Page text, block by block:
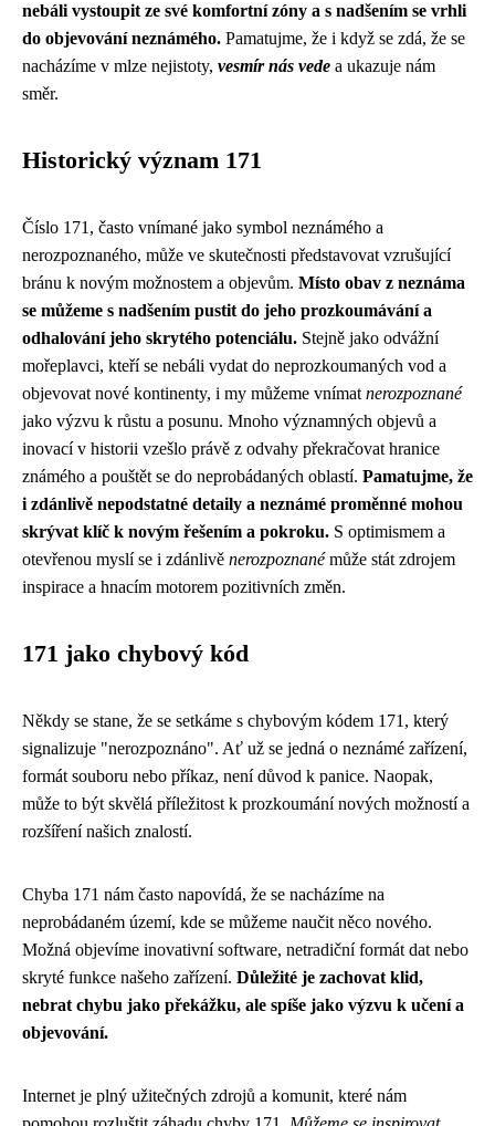
nebáli vystoupit ze své komfortní zóny a s nadšením se vrhli
do objevování neznámého. Pamatujme, že i když se zdá, že se
nacházíme v mlze nejistoty, vesmír nás vede a ukazuje nám
směr.
Historický význam 171
Číslo 171, často vnímané jako symbol neznámého a
nerozpoznaného, může ve skutečnosti představovat vzrušující
bránu k novým možnostem a objevům. Místo obav z neznáma
se můžeme s nadšením pustit do jeho prozkoumávání a
odhalování jeho skrytého potenciálu. Stejně jako odvážní
mořeplavci, kteří se nebáli vydat do neprozkoumaných vod a
objevovat nové kontinenty, i my můžeme vnímat nerozpoznané
jako výzvu k růstu a posunu. Mnoho významných objevů a
inovací v historii vzešlo právě z odvahy překračovat hranice
známého a pouštět se do neprobádaných oblastí. Pamatujme, že
i zdánlivě nepodstatné detaily a neznámé proměnné mohou
skrývat klíč k novým řešením a pokroku. S optimismem a
otevřenou myslí se i zdánlivě nerozpoznanémůže stát zdrojem
inspirace a hnacím motorem pozitivních změn.
171 jako chybový kód
Někdy se stane, že se setkáme s chybovým kódem 171, který
signalizuje "nerozpoznáno". Ať už se jedná o neznámé zařízení,
formát souboru nebo příkaz, není důvod k panice. Naopak,
může to být skvělá příležitost k prozkoumání nových možností a
rozšíření našich znalostí.
Chyba 171 nám často napovídá, že se nacházíme na
neprobádaném území, kde se můžeme naučit něco nového.
Možná objevíme inovativní software, netradiční formát dat nebo
skryté funkce našeho zařízení. Důležité je zachovat klid,
nebrat chybu jako překážku, ale spíše jako výzvu k učení a
objevování.
Internet je plný užitečných zdrojů a komunit, které nám